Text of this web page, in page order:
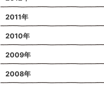
2011年
2010年
2009年
2008年